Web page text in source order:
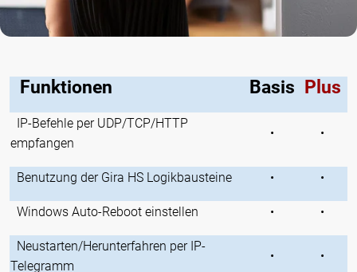
Funktionen Basis Plus
IP-Befehle per UDP/TCP/HTTP
empfangen
• •
Benutzung der Gira HS Logikbausteine • •
Windows Auto-Reboot einstellen • •
Neustarten/Herunterfahren per IP-
Telegramm
• •